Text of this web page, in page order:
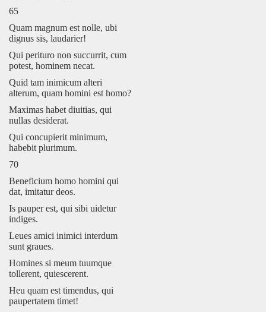
65
Quam magnum est nolle, ubi
dignus sis, laudarier!
Qui perituro non succurrit, cum
potest, hominem necat.
Quid tam inimicum alteri
alterum, quam homini est homo?
Maximas habet diuitias, qui
nullas desiderat.
Qui concupierit minimum,
habebit plurimum.
70
Beneficium homo homini qui
dat, imitatur deos.
Is pauper est, qui sibi uidetur
indiges.
Leues amici inimici interdum
sunt graues.
Homines si meum tuumque
tollerent, quiescerent.
Heu quam est timendus, qui
paupertatem timet!